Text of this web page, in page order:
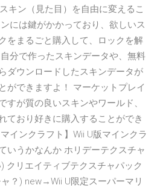
キン（見た目）を自由に変えるこ
には鍵がかかっており、欲しいス
をまるごと購入して、ロックを解
分で作ったスキンデータや、無料
ダウンロードしたスキンデータが
ができますよ！ マーケットプレイ
すが質の良いスキンやワールド、
ており好きに購入することができ
インクラフト】Wii U版マインクラ
いうかなんか ホリデーテクスチャ
クリエイティブテクスチャパック
？) new→Wii U限定スーパーマリ